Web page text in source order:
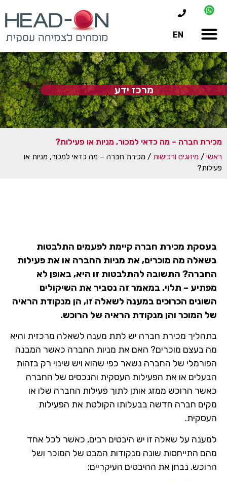
EN
מרכז ידע
מכירת חברה – מה כדאי למכור, מניות או פעילות?
ראשי / מיזוגים ורכישות / מכירת חברה – מה כדאי למכור, מניות או
פעילות?
בעסקת מכירת חברה קיימת לפעמים התלבטות
בשאלה מה מוכרים, את מניות החברה או את פעילות
החברה? התשובה להתלבטות זו היא, באופן לא
מפתיע – תלוי. במאמר זה נסביר את השיקולים
השונים הכרוכים במענה לשאלה זו, הן מנקודת הראיה
של המוכר והן מנקודת הראיה של הרוכש.
בתהליך מכירת חברה יש לתת מענה לשאלה מרכזית והיא
מה בעצם מוכרים? האם את מניות החברה כאשר המבנה
הפורמלי של החברה נשאר כפי שהוא ויש שינוי רק בזהות
הבעלים או את הפעילות העסקית והנכסים של החברה
כאשר הרוכש ממזג אותן לתוך פעילות החברה שלו או
מקים חברה חדשה בבעלותו הקולטת את הפעילות
העסקית.
למענה על שאלה זו יש היבטים רבים, כאשר לכל אחד
מהם התייחסות שונה מנקודות המבט של המוכר ושל
הרוכש. נבחן את ההיבטים העיקריים: